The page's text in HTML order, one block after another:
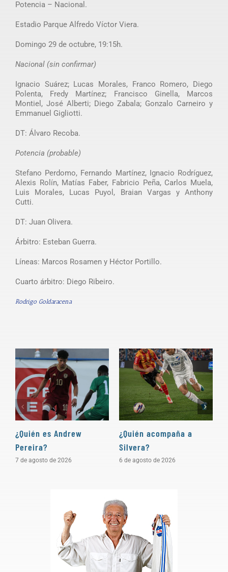
Potencia – Nacional.
Estadio Parque Alfredo Víctor Viera.
Domingo 29 de octubre, 19:15h.
Nacional (sin confirmar)
Ignacio Suárez; Lucas Morales, Franco Romero, Diego
Polenta, Fredy Martínez; Francisco Ginella, Marcos
Montiel, José Alberti; Diego Zabala; Gonzalo Carneiro y
Emmanuel Gigliotti.
DT: Álvaro Recoba.
Potencia (probable)
Stefano Perdomo, Fernando Martínez, Ignacio Rodríguez,
Alexis Rolín, Matías Faber, Fabricio Peña, Carlos Muela,
Luis Morales, Lucas Puyol, Braian Vargas y Anthony
Cutti.
DT: Juan Olivera.
Árbitro: Esteban Guerra.
Líneas: Marcos Rosamen y Héctor Portillo.
Cuarto árbitro: Diego Ribeiro.
Rodrigo Goldaracena
¿Quién es Andrew
Pereira?
7 de agosto de 2026
¿Quién acompaña a
Silvera?
6 de agosto de 2026